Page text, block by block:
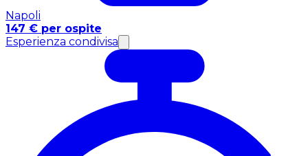
Napoli
147 € per ospite
Esperienza condivisa